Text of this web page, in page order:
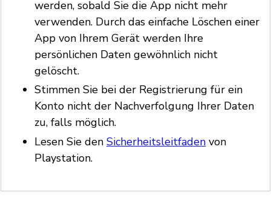
werden, sobald Sie die App nicht mehr
verwenden. Durch das einfache Löschen einer
App von Ihrem Gerät werden Ihre
persönlichen Daten gewöhnlich nicht
gelöscht.
Stimmen Sie bei der Registrierung für ein
Konto nicht der Nachverfolgung Ihrer Daten
zu, falls möglich.
Lesen Sie den Sicherheitsleitfaden von
Playstation.